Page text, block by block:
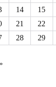
14 15
21 22
28 29